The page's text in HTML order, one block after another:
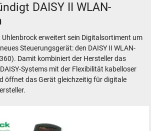
DAISY II WLAN-
Uhlenbrock erweitert sein Digitalsortiment um
Steuerungsgerät: den DAISY II WLAN-
Damit kombiniert der Hersteller das
Systems mit der Flexibilität kabelloser
öffnet das Gerät gleichzeitig für digitale